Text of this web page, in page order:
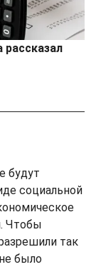
будут
социальной
Чтобы
так
было